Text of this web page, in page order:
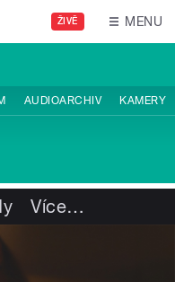
ŽIVĚ MENU
AUDIOARCHIV KAMERY
Více…